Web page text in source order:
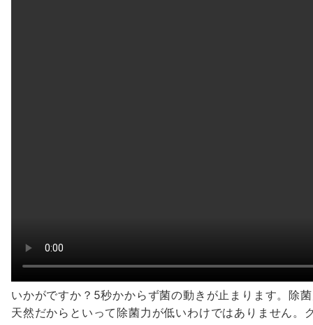
いかがですか？5秒かからず菌の動きが止まります。除
天然だからといって除菌力が低いわけではありません